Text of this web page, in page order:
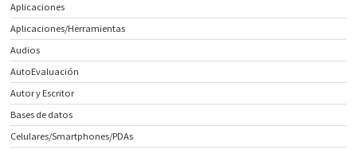
Aplicaciones
Aplicaciones/Herramientas
Audios
AutoEvaluación
Autor y Escritor
Bases de datos
Celulares/Smartphones/PDAs